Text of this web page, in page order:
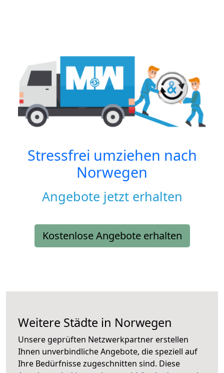
Stressfrei umziehen nach
Norwegen
Angebote jetzt erhalten
Kostenlose Angebote erhalten
Weitere Städte in Norwegen
Unsere geprüften Netzwerkpartner erstellen
Ihnen unverbindliche Angebote, die speziell auf
Ihre Bedürfnisse zugeschnitten sind. Diese